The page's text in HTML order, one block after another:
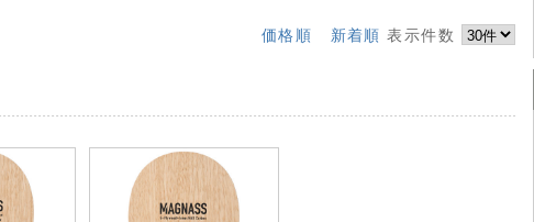
価格順 新着順 表示件数